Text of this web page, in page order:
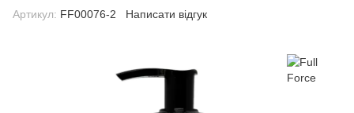
Артикул: FF00076-2 Написати відгук